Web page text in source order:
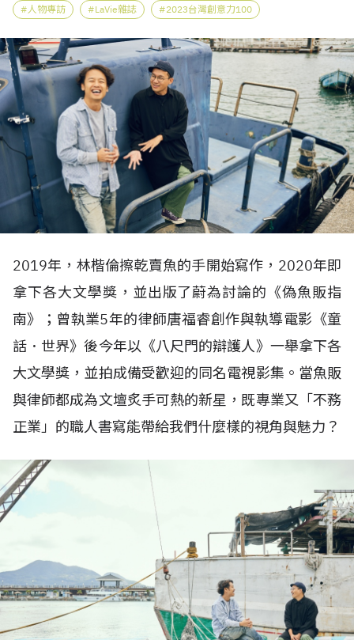
人物專訪 LaVie雜誌 2023台灣創意力100
2019年，林楷倫擦乾賣魚的手開始寫作，2020年即
拿下各大文學獎，並出版了蔚為討論的《偽魚販指
南》；曾執業5年的律師唐福睿創作與執導電影《童
話．世界》後今年以《八尺門的辯護人》一舉拿下各
大文學獎，並拍成備受歡迎的同名電視影集。當魚販
與律師都成為文壇炙手可熱的新星，既專業又「不務
正業」的職人書寫能帶給我們什麼樣的視角與魅力？